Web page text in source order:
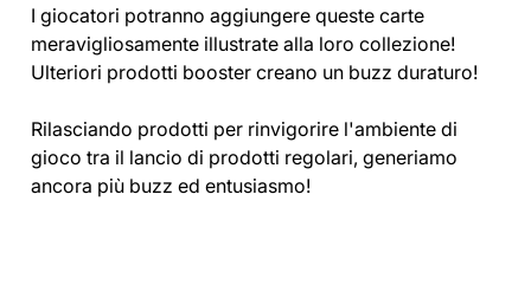
I giocatori potranno aggiungere queste carte
meravigliosamente illustrate alla loro collezione!
Ulteriori prodotti booster creano un buzz duraturo!
Rilasciando prodotti per rinvigorire l'ambiente di
gioco tra il lancio di prodotti regolari, generiamo
ancora più buzz ed entusiasmo!